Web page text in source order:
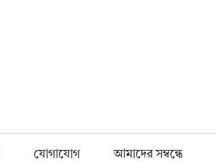
যোগাযোগ আমাদের সম্বন্ধে